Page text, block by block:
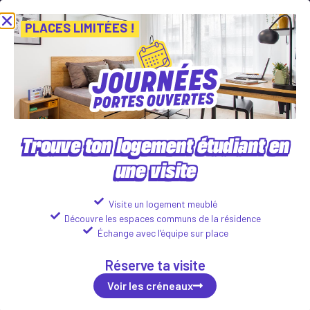
Portes Ouvertes ! Inscris-toi vite ! PLACES LIMITÉES
Voir les créneaux
CAMPUS DELFINO
88 boulevard Louis Delfino, 06000 Nice
Logements disponibles :
PLACES LIMITÉES !
Trouve ton logement étudiant en
une visite
Visite un logement meublé
Découvre les espaces communs de la résidence
Échange avec l’équipe sur place
Réserve ta visite
Voir les créneaux